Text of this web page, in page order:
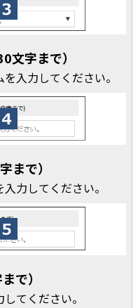
文字まで）
入力してください。
まで）
力してください。
で）
てください。